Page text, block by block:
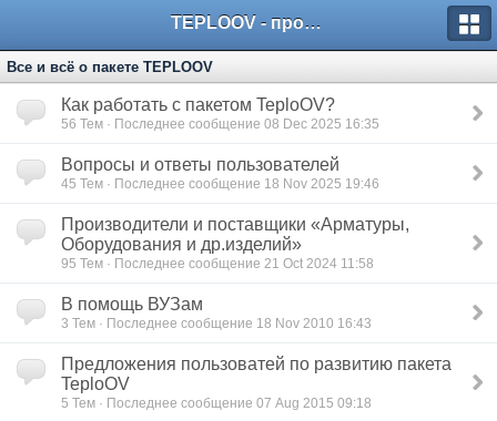
TEPLOOV - программный комплекс для расчёта систем отопления и вентиляции
Все и всё о пакете TEPLOOV
Как работать с пакетом TeploOV?
56 Тем · Последнее сообщение 08 Dec 2025 16:35
Вопросы и ответы пользователей
45 Тем · Последнее сообщение 18 Nov 2025 19:46
Производители и поставщики «Арматуры,
Оборудования и др.изделий»
95 Тем · Последнее сообщение 21 Oct 2024 11:58
В помощь ВУЗам
3 Тем · Последнее сообщение 18 Nov 2010 16:43
Предложения пользоватей по развитию пакета
TeploOV
5 Тем · Последнее сообщение 07 Aug 2015 09:18